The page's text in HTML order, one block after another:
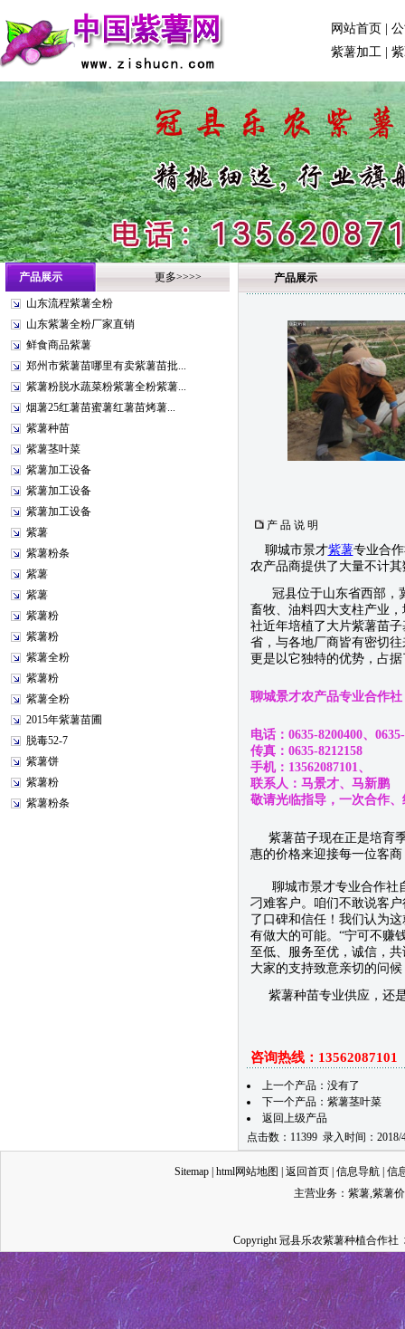
网站首页
紫薯加工|
产品展示 更多>>>>
山东流程紫薯全粉
山东紫薯全粉厂家直销
鲜食商品紫薯
郑州市紫薯苗哪里有卖紫薯苗批...
紫薯粉脱水蔬菜粉紫薯全粉紫薯...
烟薯25红薯苗蜜薯红薯苗烤薯...
紫薯种苗
紫薯茎叶菜
紫薯加工设备
紫薯加工设备
紫薯加工设备
紫薯
紫薯粉条
紫薯
紫薯
紫薯粉
紫薯粉
紫薯全粉
紫薯粉
紫薯全粉
2015年紫薯苗圃
脱毒52-7
紫薯饼
紫薯粉
紫薯粉条
产品展示
产 品 说 明
聊城市景才紫薯专业合
农产品商提供了大量不计
冠县位于山东省西部，冀
畜牧、油料四大支柱产业
社近年培植了大片紫薯苗
省，与各地厂商皆有密切
更是以它独特的优势，占
聊城景才农产品专业合作社
电话：0635-8200400、0635-
传真：0635-8212158
手机：13562087101、
联系人：马景才、马新鹏
敬请光临指导，一次合作
紫薯苗子现在正是培育季
惠的价格来迎接每一位客商
聊城市景才专业合作社自
刁难客户。咱们不敢说客
了口碑和信任！我们认为
有做大的可能。“宁可不赚
至低、服务至优，诚信，
大家的支持致意亲切的问
紫薯种苗专业供应，还
咨询热线：13562087101
上一个产品：没有了
下一个产品： 紫薯茎叶菜
返回上级产品
点击数：11399 录入时间：2018/
Sitemap| html网站地图 返回首页| 信息导航| 信
主营业务： 紫薯,紫薯
Copyright 冠县乐农紫薯种植合作